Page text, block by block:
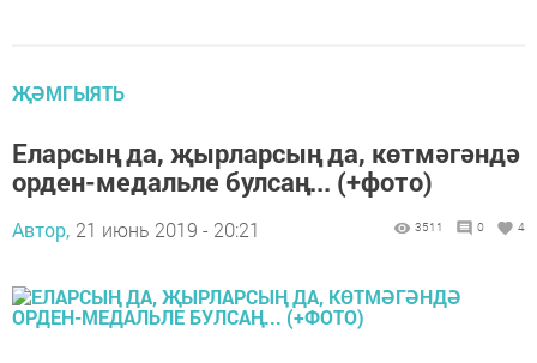
ҖӘМГЫЯТЬ
Еларсың да, җырларсың да, көтмәгәндә
орден-медальле булсаң... (+фото)
Автор, 21 июнь 2019 - 20:21 3511 0 4